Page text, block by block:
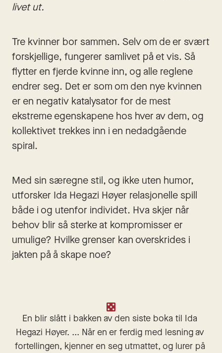
livet ut.
Tre kvinner bor sammen. Selv om de er svært
forskjellige, fungerer samlivet på et vis. Så
flytter en fjerde kvinne inn, og alle reglene
endrer seg. Det er som om den nye kvinnen
er en negativ katalysator for de mest
ekstreme egenskapene hos hver av dem, og
kollektivet trekkes inn i en nedadgående
spiral.
Med sin særegne stil, og ikke uten humor,
utforsker Ida Hegazi Høyer relasjonelle spill
både i og utenfor individet. Hva skjer når
behov blir så sterke at kompromisser er
umulige? Hvilke grenser kan overskrides i
jakten på å skape noe?
En blir slått i bakken av den siste boka til Ida
Hegazi Høyer. ... Når en er ferdig med lesning av
fortellingen, kjenner en seg utmattet, og lurer på